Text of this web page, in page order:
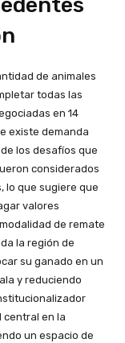
de animales
todas las
en 14
existe demanda
los desafíos que
considerados
lo que sugiere que
valores
de remate
la región de
su ganado en un
y reduciendo
central en la
un espacio de